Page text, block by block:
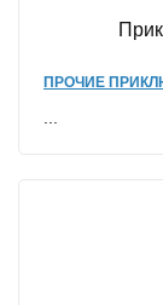
ПРОЧИЕ